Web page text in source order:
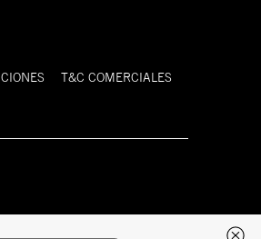
T&C COMERCIALES